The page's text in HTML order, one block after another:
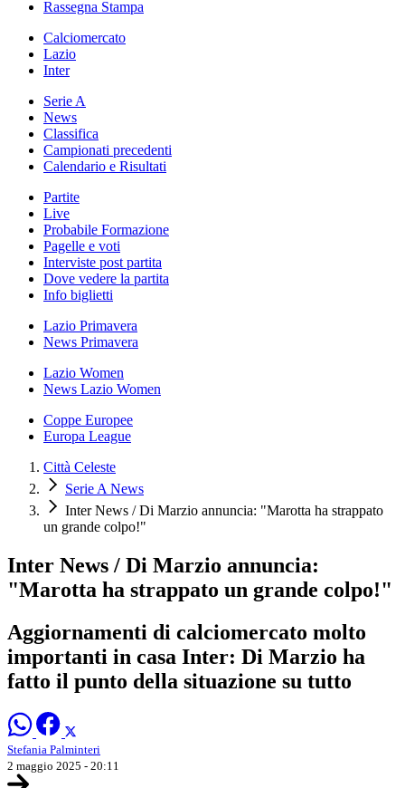
Rassegna Stampa
Calciomercato
Lazio
Inter
Serie A
News
Classifica
Campionati precedenti
Calendario e Risultati
Partite
Live
Probabile Formazione
Pagelle e voti
Interviste post partita
Dove vedere la partita
Info biglietti
Lazio Primavera
News Primavera
Lazio Women
News Lazio Women
Coppe Europee
Europa League
Città Celeste
Serie A News
Inter News / Di Marzio annuncia: "Marotta ha strappato
un grande colpo!"
Inter News / Di Marzio annuncia:
"Marotta ha strappato un grande colpo!"
Aggiornamenti di calciomercato molto
importanti in casa Inter: Di Marzio ha
fatto il punto della situazione su tutto
Stefania Palminteri
2 maggio 2025 - 20:11